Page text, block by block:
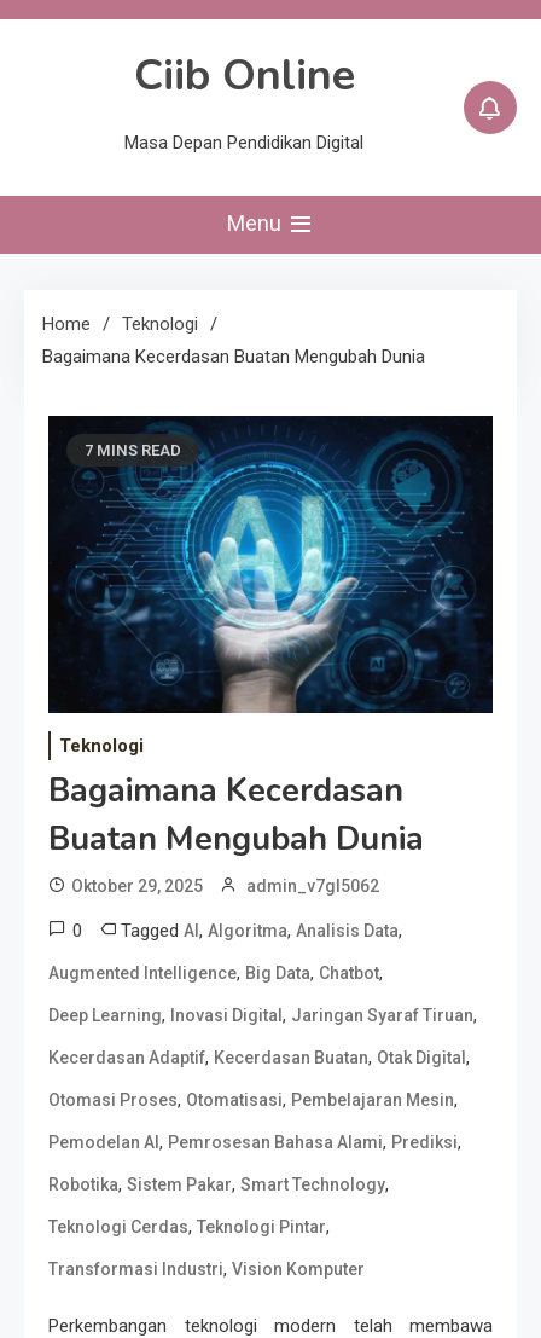
Skip
Ciib Online
Masa Depan Pendidikan Digital
Menu
Home
Teknologi
Bagaimana Kecerdasan Buatan Mengubah Dunia
7 MINS READ
Teknologi
Bagaimana Kecerdasan
Buatan Mengubah Dunia
Oktober 29, 2025 admin_v7gl5062
0 Tagged AI, Algoritma, Analisis Data,
Augmented Intelligence, Big Data, Chatbot,
Deep Learning, Inovasi Digital, Jaringan Syaraf Tiruan,
Kecerdasan Adaptif, Kecerdasan Buatan, Otak Digital,
Otomasi Proses, Otomatisasi, Pembelajaran Mesin,
Pemodelan AI, Pemrosesan Bahasa Alami, Prediksi,
Robotika, Sistem Pakar, Smart Technology,
Teknologi Cerdas, Teknologi Pintar,
Transformasi Industri, Vision Komputer
Perkembangan teknologi modern telah membawa